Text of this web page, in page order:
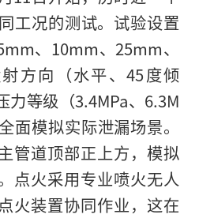
工况的测试。试验设置
、10mm、25mm、
方向（水平、45度倾
力等级（3.4MPa、6.3M
面模拟实际泄漏场景。
管道顶部正上方，模拟
点火采用专业喷火无人
火装置协同作业，这在